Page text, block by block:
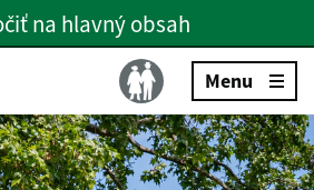
na hlavné menu
na hlavný obsah
Slovenčina
Menu